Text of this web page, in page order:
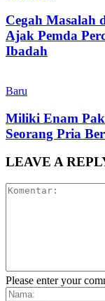
Cegah Masalah
Ajak Pemda
Ibadah
Baru
Miliki Enam
Seorang Pria
LEAVE A
Please enter your